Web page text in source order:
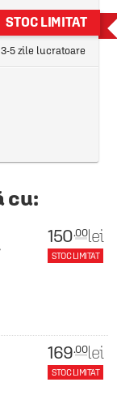
STOC LIMITAT
5 zile lucratoare
cu:
150.00lei
STOC LIMITAT
169.00lei
STOC LIMITAT